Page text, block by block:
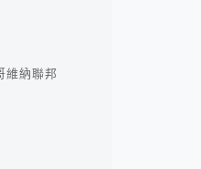
維納聯邦